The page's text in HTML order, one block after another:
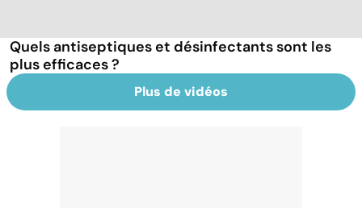
Quels antiseptiques et désinfectants sont les
plus efficaces ?
Plus de vidéos